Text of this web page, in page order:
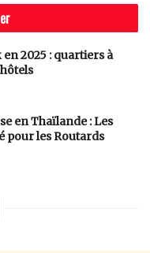
2025 : quartiers à
en Thaïlande : Les
pour les Routards